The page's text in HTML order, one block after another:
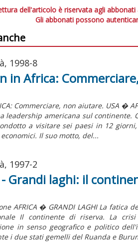
dell'articolo è riservata agli abbonati
Gli abbonati possono
1998-8
in Africa:
Commerciare, non aiutare. USA �
leadership americana sul continente.
a visitare sei paesi in 12
Il suo motto, del...
1997-2
Grandi laghi: il
AFRICA � GRANDI LAGHI La
Il continente di riserva. La
in senso geografico e politico
i due stati gemelli del Ruanda e